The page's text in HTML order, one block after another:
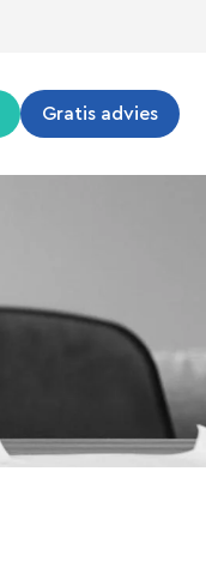
Gratis advies